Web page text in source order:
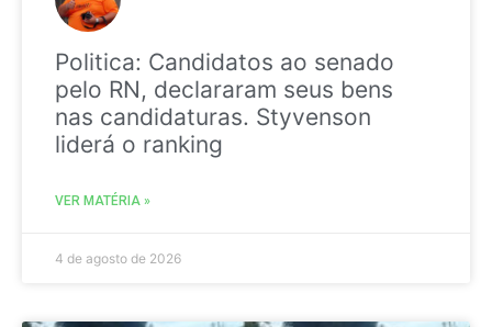
Politica: Candidatos ao senado
pelo RN, declararam seus bens
nas candidaturas. Styvenson
liderá o ranking
VER MATÉRIA »
4 de agosto de 2026